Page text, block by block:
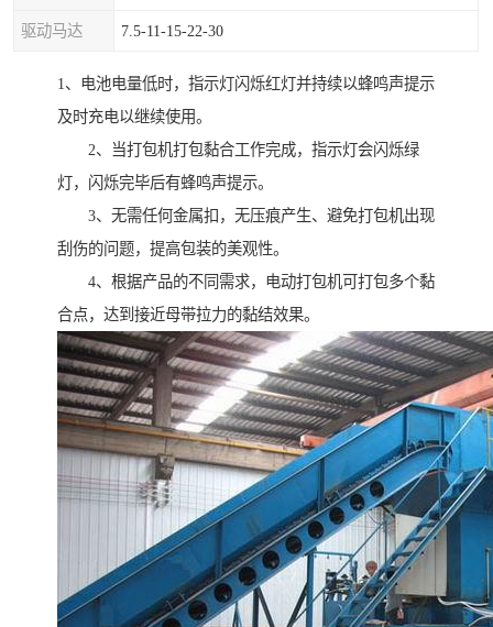
驱动马达 7.5-11-15-22-30
1、电池电量低时，指示灯闪烁红灯并持续以蜂鸣声提示
及时充电以继续使用。
2、当打包机打包黏合工作完成，指示灯会闪烁绿
灯，闪烁完毕后有蜂鸣声提示。
3、无需任何金属扣，无压痕产生、避免打包机出现
刮伤的问题，提高包装的美观性。
4、根据产品的不同需求，电动打包机可打包多个黏
合点，达到接近母带拉力的黏结效果。